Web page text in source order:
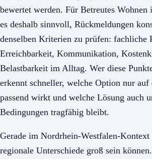
bewertet werden. Für Betreutes
es deshalb sinnvoll, Rückmeldungen
denselben Kriterien zu prüfen: fachliche
Erreichbarkeit, Kommunikation,
Belastbarkeit im Alltag. Wer diese
erkennt schneller, welche Option nur
passend wirkt und welche Lösung auch
Bedingungen tragfähig bleibt.
Gerade im Nordrhein-Westfalen-
regionale Unterschiede groß sein